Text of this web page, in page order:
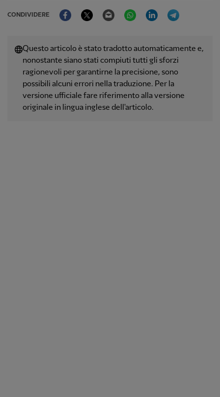
CONDIVIDERE
FacebookTwitter Email WhatsAppLinkedIn
Questo articolo è stato tradotto automaticamente e,
nonostante siano stati compiuti tutti gli sforzi
ragionevoli per garantirne la precisione, sono
possibili alcuni errori nella traduzione. Per la
versione ufficiale fare riferimento alla versione
originale in lingua inglese dell'articolo.